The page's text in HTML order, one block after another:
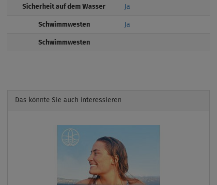
Sicherheit auf dem Wasser Ja
Schwimmwesten Ja
Schwimmwesten
Das könnte Sie auch interessieren
Previous